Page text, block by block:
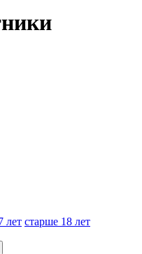
лет старше 18 лет